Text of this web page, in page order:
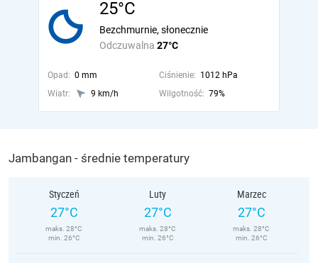
25°C
Odczuwalna 27°C
Bezchmurnie, słonecznie
Opad: 0 mm Ciśnienie: 1012 hPa
Wiatr:
9 km/h Wilgotność: 79%
Jambangan - średnie temperatury
Styczeń
27°C
maks. 28°C
min. 26°C
Luty
27°C
maks. 28°C
min. 26°C
Marzec
27°C
maks. 28°C
min. 26°C